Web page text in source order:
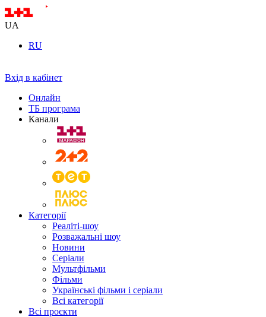
UA
RU
Вхід в кабінет
Онлайн
ТБ програма
Канали
Категорії
Реаліті-шоу
Розважальні шоу
Новини
Серіали
Мультфільми
Фільми
Українські фільми і серіали
Всі категорії
Всі проєкти